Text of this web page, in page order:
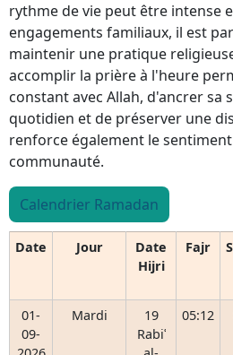
rythme de vie peut être intense
engagements familiaux, il est
maintenir une pratique
accomplir la prière à l'heure
constant avec Allah, d'ancrer sa
quotidien et de préserver une
renforce également le
communauté.
Calendrier Ramadan
Date Jour
Date
Hijri
Fajr
01-
09-
Mardi
19
Rabiʿ
05:12